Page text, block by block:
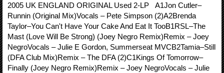
2005 UK ENGLAND ORIGINAL Used 2-LP A1Jon Cutler–
Runnin (Original Mix)Vocals – Pete Simpson (2)A2Brenda
Taylor–You Can't Have Your Cake And Eat It TooB1RSL–The
Mast (Love Will Be Strong) (Joey Negro Remix)Remix – Joey
NegroVocals – Julie E Gordon, Summerseat MVCB2Tamia–Still
(DFA Club Mix)Remix – The DFA (2)C1Kings Of Tomorrow–
Finally (Joey Negro Remix)Remix – Joey NegroVocals – Julie